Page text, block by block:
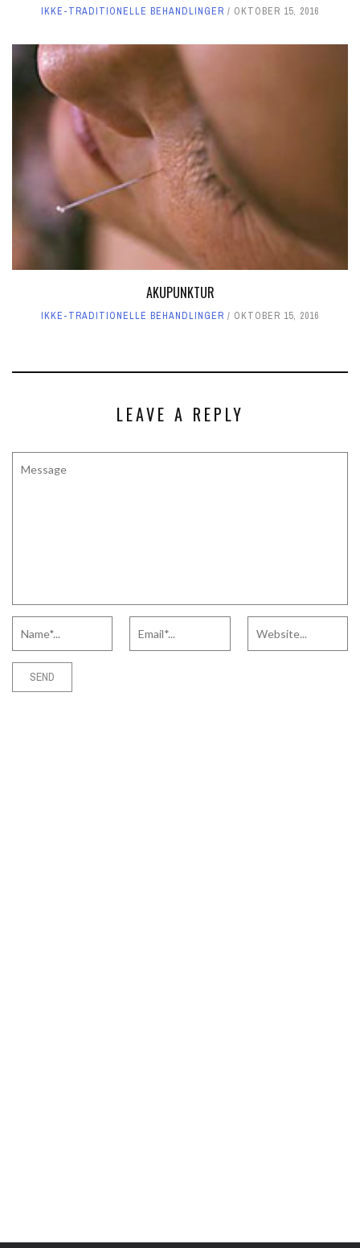
IKKE-TRADITIONELLE BEHANDLINGER OKTOBER 15, 2016
AKUPUNKTUR
IKKE-TRADITIONELLE BEHANDLINGER OKTOBER 15, 2016
LEAVE A REPLY